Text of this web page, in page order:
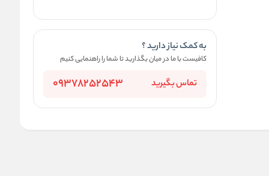
به کمک نیاز دارید ؟
کافیست با ما در میان بگذارید تا شما را راهنمایی کنیم
تماس بگیرید 09378252543